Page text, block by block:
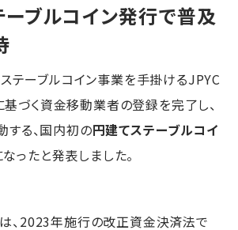
ーブルコイン発行で普及
テーブルコイン事業を手掛けるJPYC
づく資金移動業者の登録を完了し、
する、国内初の円建てステーブルコイ
ったと発表しました。
は、2023年施行の改正資金決済法で